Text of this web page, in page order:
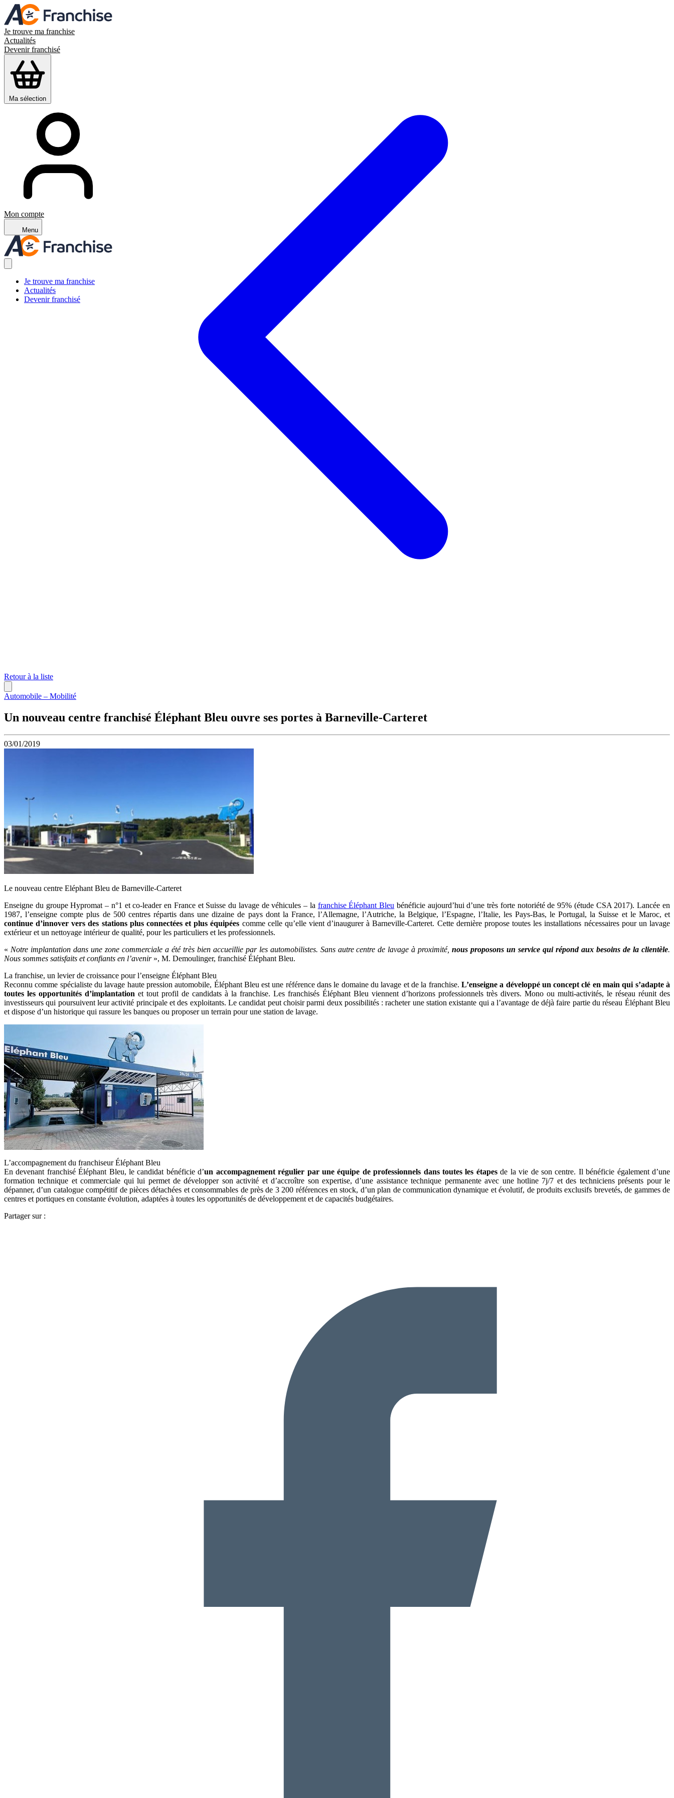
Je trouve ma franchise
Actualités
Devenir franchisé
Ma sélection
Mon compte
Menu
Je trouve ma franchise
Actualités
Devenir franchisé
Retour à la liste
Automobile – Mobilité
Un nouveau centre franchisé Éléphant Bleu ouvre ses portes à Barneville-Carteret
03/01/2019
Le nouveau centre Eléphant Bleu de Barneville-Carteret
Enseigne du groupe Hypromat – n°1 et co-leader en France et Suisse du lavage de véhicules – la franchise Éléphant Bleu bénéficie aujourd’hui d’une très forte notoriété de 95% (étude CSA 2017). Lancée en
1987, l’enseigne compte plus de 500 centres répartis dans une dizaine de pays dont la France, l’Allemagne, l’Autriche, la Belgique, l’Espagne, l’Italie, les Pays-Bas, le Portugal, la Suisse et le Maroc, et
continue d’innover vers des stations plus connectées et plus équipées comme celle qu’elle vient d’inaugurer à Barneville-Carteret. Cette dernière propose toutes les installations nécessaires pour un lavage
extérieur et un nettoyage intérieur de qualité, pour les particuliers et les professionnels.
« Notre implantation dans une zone commerciale a été très bien accueillie par les automobilistes. Sans autre centre de lavage à proximité,nous proposons un service qui répond aux besoins de la clientèle.
Nous sommes satisfaits et confiants en l’avenir », M. Demoulinger, franchisé Éléphant Bleu.
La franchise, un levier de croissance pour l’enseigne Éléphant Bleu
Reconnu comme spécialiste du lavage haute pression automobile, Éléphant Bleu est une référence dans le domaine du lavage et de la franchise. L’enseigne a développé un concept clé en main qui s’adapte à
toutes les opportunités d’implantation et tout profil de candidats à la franchise. Les franchisés Éléphant Bleu viennent d’horizons professionnels très divers. Mono ou multi-activités, le réseau réunit des
investisseurs qui poursuivent leur activité principale et des exploitants. Le candidat peut choisir parmi deux possibilités : racheter une station existante qui a l’avantage de déjà faire partie du réseau Éléphant Bleu
et dispose d’un historique qui rassure les banques ou proposer un terrain pour une station de lavage.
L’accompagnement du franchiseur Éléphant Bleu
En devenant franchisé Éléphant Bleu, le candidat bénéficie d’un accompagnement régulier par une équipe de professionnels dans toutes les étapesde la vie de son centre. Il bénéficie également d’une
formation technique et commerciale qui lui permet de développer son activité et d’accroître son expertise, d’une assistance technique permanente avec une hotline 7j/7 et des techniciens présents pour le
dépanner, d’un catalogue compétitif de pièces détachées et consommables de près de 3 200 références en stock, d’un plan de communication dynamique et évolutif, de produits exclusifs brevetés, de gammes de
centres et portiques en constante évolution, adaptées à toutes les opportunités de développement et de capacités budgétaires.
Partager sur :